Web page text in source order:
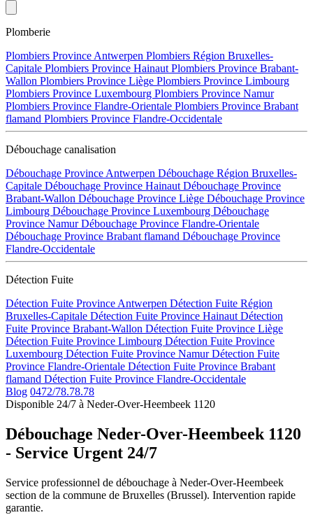
Plomberie
Plombiers Province Antwerpen Plombiers Région Bruxelles-
Capitale Plombiers Province Hainaut Plombiers Province Brabant-
Wallon Plombiers Province Liège Plombiers Province Limbourg
Plombiers Province Luxembourg Plombiers Province Namur
Plombiers Province Flandre-Orientale Plombiers Province Brabant
flamand Plombiers Province Flandre-Occidentale
Débouchage canalisation
Débouchage Province Antwerpen Débouchage Région Bruxelles-
Capitale Débouchage Province Hainaut Débouchage Province
Brabant-Wallon Débouchage Province Liège Débouchage Province
Limbourg Débouchage Province Luxembourg Débouchage
Province NamurDébouchage Province Flandre-Orientale
Débouchage Province Brabant flamand Débouchage Province
Flandre-Occidentale
Détection Fuite
Détection Fuite Province Antwerpen Détection Fuite Région
Bruxelles-Capitale Détection Fuite Province Hainaut Détection
Fuite Province Brabant-Wallon Détection Fuite Province Liège
Détection Fuite Province Limbourg Détection Fuite Province
Luxembourg Détection Fuite Province NamurDétection Fuite
Province Flandre-Orientale Détection Fuite Province Brabant
flamand Détection Fuite Province Flandre-Occidentale
Blog 0472/78.78.78
Disponible 24/7 à Neder-Over-Heembeek 1120
Débouchage Neder-Over-Heembeek 1120
- Service Urgent 24/7
Service professionnel de débouchage à Neder-Over-Heembeek
section de la commune de Bruxelles (Brussel). Intervention rapide
garantie.